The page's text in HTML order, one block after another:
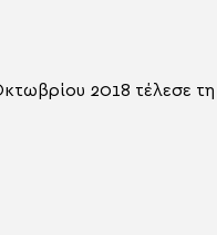
2018 τέλεσε τη